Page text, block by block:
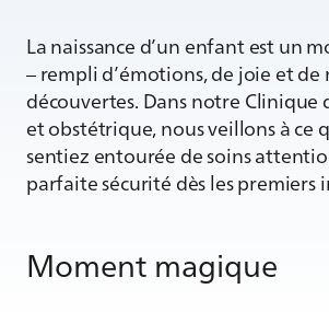
La naissance d’un enfant est un
– rempli d’émotions, de joie et de
découvertes. Dans notre Clinique
et obstétrique, nous veillons à ce
sentiez entourée de soins
parfaite sécurité dès les premiers
Moment magique